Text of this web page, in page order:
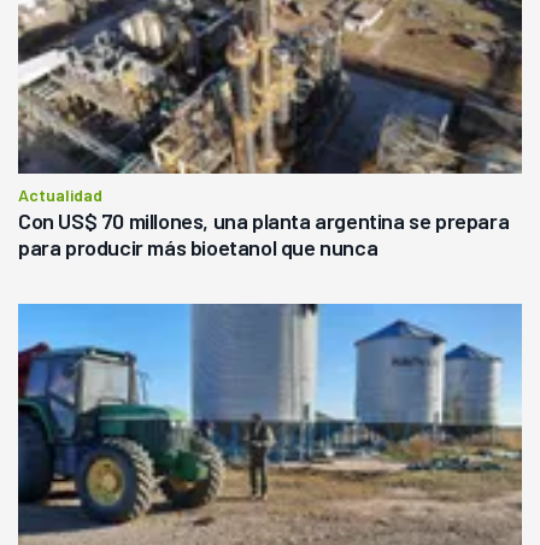
Actualidad
Con US$ 70 millones, una planta argentina se prepara
para producir más bioetanol que nunca